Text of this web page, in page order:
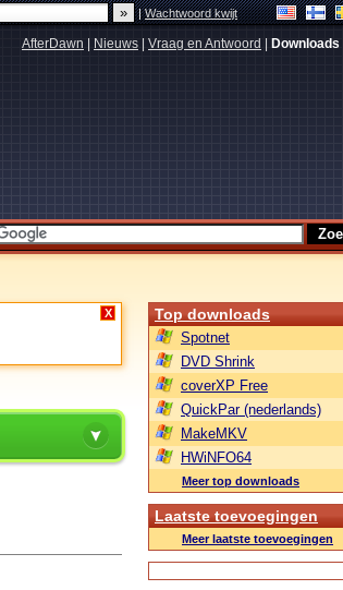
|Wachtwoord kwijt
AfterDawn Nieuws Vraag en Antwoord Downloads
X Top downloads
Spotnet
DVD Shrink
coverXP Free
QuickPar (nederlands)
MakeMKV
HWiNFO64
Meer top downloads
Laatste toevoegingen
Meer laatste toevoegingen